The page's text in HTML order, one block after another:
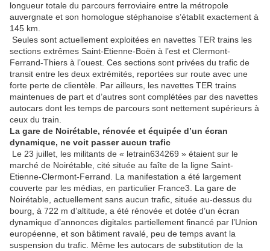
longueur totale du parcours ferroviaire entre la métropole
auvergnate et son homologue stéphanoise s’établit exactement à
145 km.
Seules sont actuellement exploitées en navettes TER trains les
sections extrêmes Saint-Etienne-Boën à l’est et Clermont-
Ferrand-Thiers à l’ouest. Ces sections sont privées du trafic de
transit entre les deux extrémités, reportées sur route avec une
forte perte de clientèle. Par ailleurs, les navettes TER trains
maintenues de part et d’autres sont complétées par des navettes
autocars dont les temps de parcours sont nettement supérieurs à
ceux du train.
La gare de Noirétable, rénovée et équipée d’un écran
dynamique, ne voit passer aucun trafic
Le 23 juillet, les militants de « letrain634269 » étaient sur le
marché de Noirétable, cité située au faîte de la ligne Saint-
Etienne-Clermont-Ferrand. La manifestation a été largement
couverte par les médias, en particulier France3. La gare de
Noirétable, actuellement sans aucun trafic, située au-dessus du
bourg, à 722 m d’altitude, a été rénovée et dotée d’un écran
dynamique d’annonces digitales partiellement financé par l’Union
européenne, et son bâtiment ravalé, peu de temps avant la
suspension du trafic. Même les autocars de substitution de la